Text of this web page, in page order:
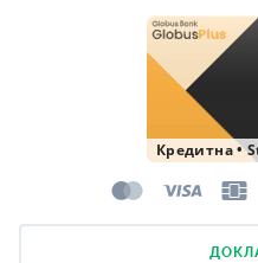
Кредитна•